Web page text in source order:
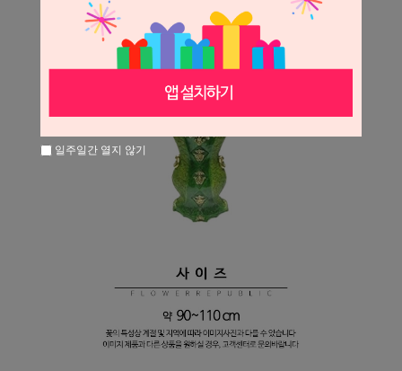
일주일간 열지 않기